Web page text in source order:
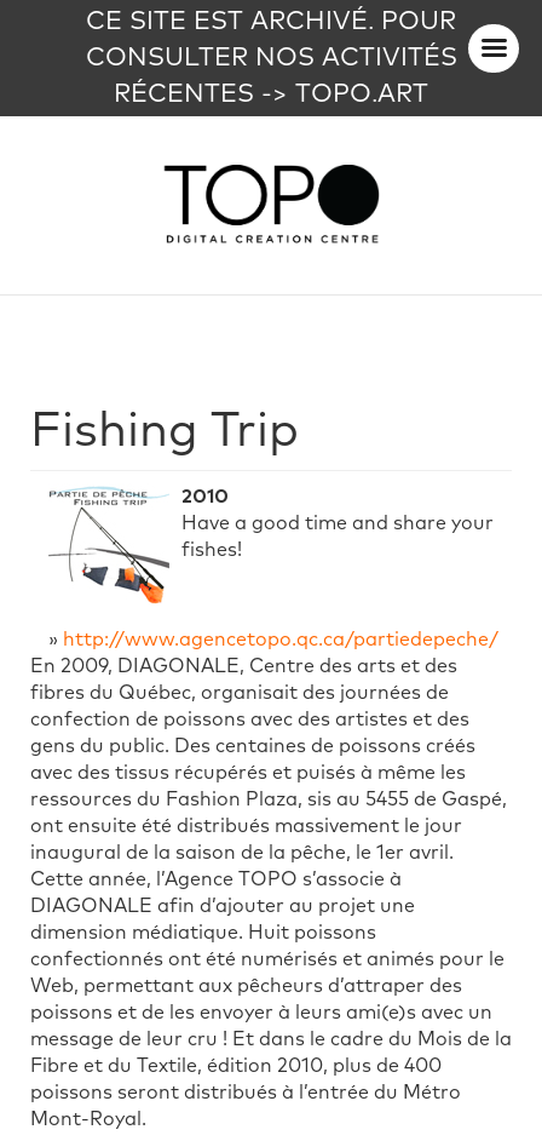
CE SITE EST ARCHIVÉ. POUR
CONSULTER NOS ACTIVITÉS
RÉCENTES -> TOPO.ART
Fishing Trip
2010
Have a good time and share your
fishes!
» http://www.agencetopo.qc.ca/partiedepeche/
En 2009, DIAGONALE, Centre des arts et des
fibres du Québec, organisait des journées de
confection de poissons avec des artistes et des
gens du public. Des centaines de poissons créés
avec des tissus récupérés et puisés à même les
ressources du Fashion Plaza, sis au 5455 de Gaspé,
ont ensuite été distribués massivement le jour
inaugural de la saison de la pêche, le 1er avril.
Cette année, l’Agence TOPO s’associe à
DIAGONALE afin d’ajouter au projet une
dimension médiatique. Huit poissons
confectionnés ont été numérisés et animés pour le
Web, permettant aux pêcheurs d’attraper des
poissons et de les envoyer à leurs ami(e)s avec un
message de leur cru ! Et dans le cadre du Mois de la
Fibre et du Textile, édition 2010, plus de 400
poissons seront distribués à l’entrée du Métro
Mont-Royal.